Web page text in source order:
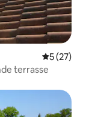
Note
5 (27)
terrasse